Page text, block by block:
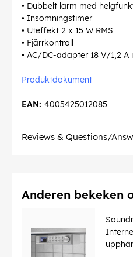
• Dubbelt larm med
• Insomningstimer
• Uteffekt 2 x 15 W RMS
• Fjärrkontroll
• AC/DC-adapter 18 V/1,2 A
Produktdokument
4005425012085
EAN:
Reviews & Questions/
Anderen bekeken